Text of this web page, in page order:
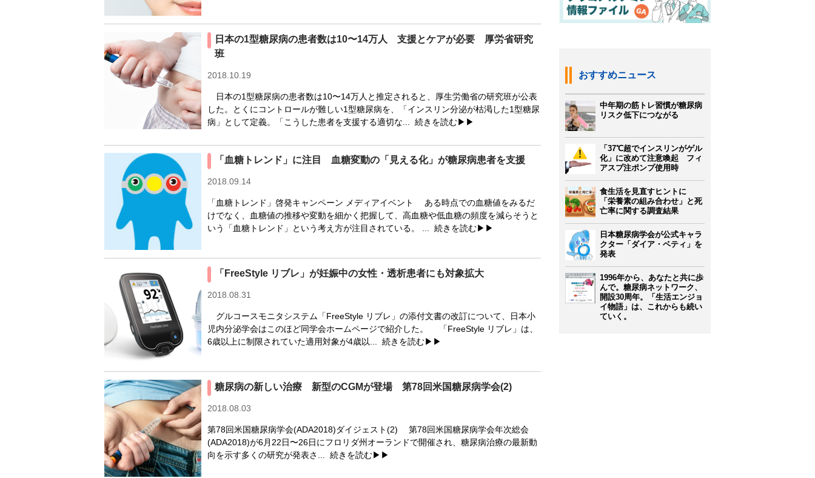
日本の1型糖尿病の患者数は10〜14万人 支援とケアが必要 厚労省研究
班
2018.10.19
日本の1型糖尿病の患者数は10〜14万人と推定されると、厚生労働省の研究班が公表
した。とくにコントロールが難しい1型糖尿病を、「インスリン分泌が枯渇した1型糖尿
病」として定義。「こうした患者を支援する適切な... 続きを読む▶▶
「血糖トレンド」に注目 血糖変動の「見える化」が糖尿病患者を支援
2018.09.14
「血糖トレンド」啓発キャンペーン メディアイベント ある時点での血糖値をみるだ
けでなく、血糖値の推移や変動を細かく把握して、高血糖や低血糖の頻度を減らそうと
いう「血糖トレンド」という考え方が注目されている。 ... 続きを読む▶▶
「FreeStyle リブレ」が妊娠中の女性・透析患者にも対象拡大
2018.08.31
グルコースモニタシステム「FreeStyle リブレ」の添付文書の改訂について、日本小
児内分泌学会はこのほど同学会ホームページで紹介した。 「FreeStyle リブレ」は、
6歳以上に制限されていた適用対象が4歳以... 続きを読む▶▶
糖尿病の新しい治療 新型のCGMが登場 第78回米国糖尿病学会(2)
2018.08.03
第78回米国糖尿病学会(ADA2018)ダイジェスト(2) 第78回米国糖尿病学会年次総会
(ADA2018)が6月22日〜26日にフロリダ州オーランドで開催され、糖尿病治療の最新動
向を示す多くの研究が発表さ... 続きを読む▶▶
おすすめニュース
中年期の筋トレ習慣が糖尿病
リスク低下につながる
「37℃超でインスリンがゲル
化」に改めて注意喚起 フィ
アスプ注ポンプ使用時
食生活を見直すヒントに
「栄養素の組み合わせ」と死
亡率に関する調査結果
日本糖尿病学会が公式キャラ
クター「ダイア・ベティ」を
発表
1996年から、あなたと共に歩
んで。糖尿病ネットワーク、
開設30周年。「生活エンジョ
イ物語」は、これからも続い
ていく。